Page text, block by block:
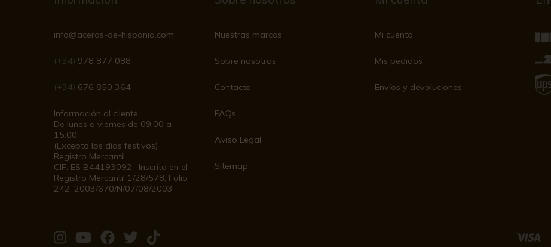
info@aceros-de-hispania.com
(+34) 978 877 088
(+34) 676 850 364
Información al cliente
De lunes a viernes de 09:00 a
15:00
(Excepto los días festivos)
Registro Mercantil
CIF: ES B44193092 · Inscrita en el
Registro Mercantil 1/28/578, Folio
242, 2003/670/N/07/08/2003
Nuestras marcas
Sobre nosotros
Contacto
FAQs
Aviso Legal
Sitemap
Mi cuenta
Mis pedidos
Envíos y devoluciones